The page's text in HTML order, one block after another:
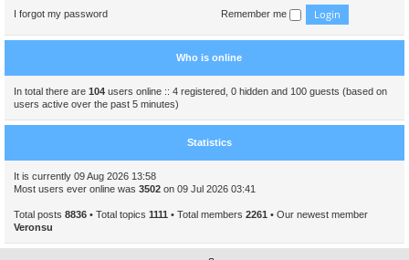
I forgot my password Remember me
Who is online
In total there are 104 users online :: 4 registered, 0 hidden and 100 guests (based on
users active over the past 5 minutes)
Statistics
It is currently 09 Aug 2026 13:58
Most users ever online was 3502 on 09 Jul 2026 03:41
Total posts 8836 • Total topics 1111 • Total members 2261 • Our newest member
Veronsu